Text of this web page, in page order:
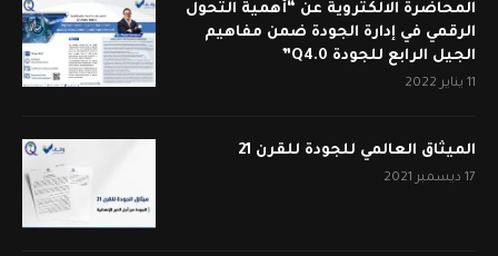
المحاضرة الالكتروية عن “أهمية التحول
الرقمي في إدارة الجودة ضمن مفاهيم
الجيل الرابع للجودة Q4.0”
11 يناير 2022
الميثاق العالمي للجودة للقرن 21
17 ديسمبر 2021